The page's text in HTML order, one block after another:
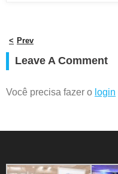
Prev
Leave A Comment
Você precisa fazer o login